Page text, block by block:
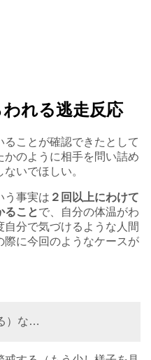
れる逃走反応
ことが確認できたとして
かのように相手を問い詰め
いでほしい。
う事実は ２回以上にわけて
ることで、自分の体温がわ
分で気づけるような人間
際に今回のようなケースが
）な…